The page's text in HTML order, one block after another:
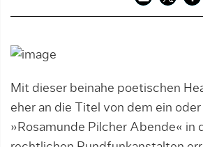
Mit dieser beinahe poetischen
eher an die Titel von dem ein oder
»Rosamunde Pilcher Abende« in